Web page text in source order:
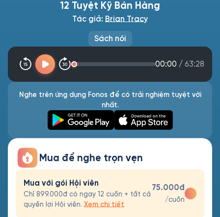
Sách nói
12 Tuyệt Kỹ Bán Hàng
Tác giả: Brian Tracy
00:00 / 63:28
Nghe trên ứng dụng Fonos để có trải nghiệm tuyệt vời
nhất.
Mua để nghe trọn vẹn
Mua với gói Hội viên
Chỉ 899.000đ có ngay 12 cuốn + tất cả
quyền lợi Hội viên. Xem chi tiết
75.000đ
/cuốn